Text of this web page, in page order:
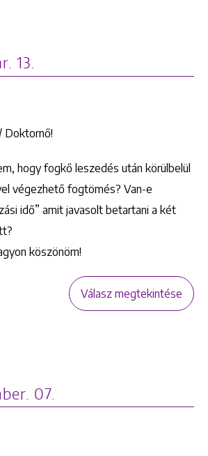
13.
Doktornő!
hogy fogkő leszedés után körülbelül
végezhető fogtömés? Van-e
idő” amit javasolt betartani a két
köszönöm!
Válasz megtekintése
07.